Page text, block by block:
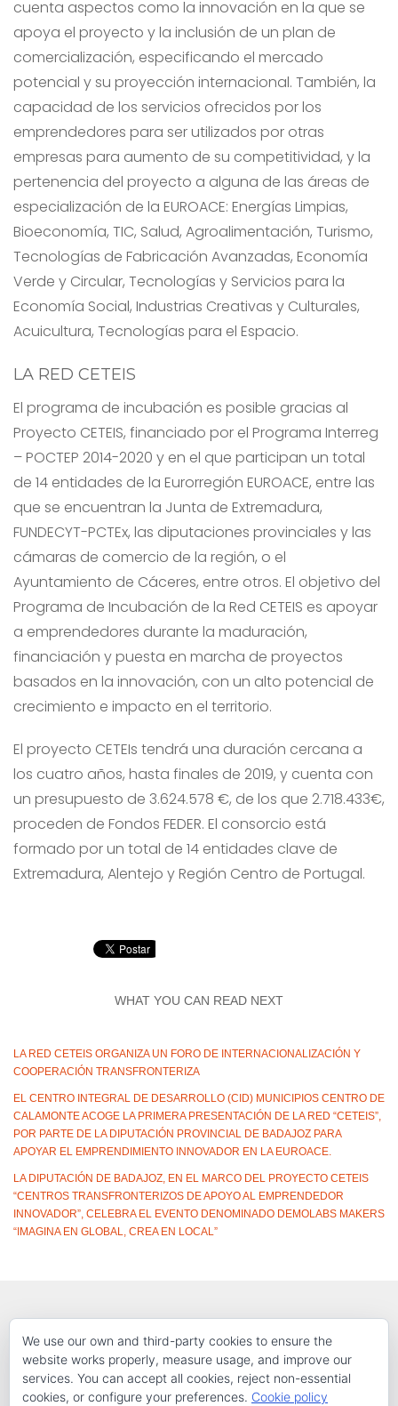
cuenta aspectos como la innovación en la que se
apoya el proyecto y la inclusión de un plan de
comercialización, especificando el mercado
potencial y su proyección internacional. También, la
capacidad de los servicios ofrecidos por los
emprendedores para ser utilizados por otras
empresas para aumento de su competitividad, y la
pertenencia del proyecto a alguna de las áreas de
especialización de la EUROACE: Energías Limpias,
Bioeconomía, TIC, Salud, Agroalimentación, Turismo,
Tecnologías de Fabricación Avanzadas, Economía
Verde y Circular, Tecnologías y Servicios para la
Economía Social, Industrias Creativas y Culturales,
Acuicultura, Tecnologías para el Espacio.
LA RED CETEIS
El programa de incubación es posible gracias al
Proyecto CETEIS, financiado por el Programa Interreg
– POCTEP 2014-2020 y en el que participan un total
de 14 entidades de la Eurorregión EUROACE, entre las
que se encuentran la Junta de Extremadura,
FUNDECYT-PCTEx, las diputaciones provinciales y las
cámaras de comercio de la región, o el
Ayuntamiento de Cáceres, entre otros. El objetivo del
Programa de Incubación de la Red CETEIS es apoyar
a emprendedores durante la maduración,
financiación y puesta en marcha de proyectos
basados en la innovación, con un alto potencial de
crecimiento e impacto en el territorio.
El proyecto CETEIs tendrá una duración cercana a
los cuatro años, hasta finales de 2019, y cuenta con
un presupuesto de 3.624.578 €, de los que 2.718.433€,
proceden de Fondos FEDER. El consorcio está
formado por un total de 14 entidades clave de
Extremadura, Alentejo y Región Centro de Portugal.
WHAT YOU CAN READ NEXT
LA RED CETEIS ORGANIZA UN FORO DE INTERNACIONALIZACIÓN Y
COOPERACIÓN TRANSFRONTERIZA
EL CENTRO INTEGRAL DE DESARROLLO (CID) MUNICIPIOS CENTRO DE
CALAMONTE ACOGE LA PRIMERA PRESENTACIÓN DE LA RED “CETEIS”,
POR PARTE DE LA DIPUTACIÓN PROVINCIAL DE BADAJOZ PARA
APOYAR EL EMPRENDIMIENTO INNOVADOR EN LA EUROACE.
LA DIPUTACIÓN DE BADAJOZ, EN EL MARCO DEL PROYECTO CETEIS
“CENTROS TRANSFRONTERIZOS DE APOYO AL EMPRENDEDOR
INNOVADOR”, CELEBRA EL EVENTO DENOMINADO DEMOLABS MAKERS
“IMAGINA EN GLOBAL, CREA EN LOCAL”
We use our own and third-party cookies to ensure the
website works properly, measure usage, and improve our
services. You can accept all cookies, reject non-essential
cookies, or configure your preferences. Cookie policy